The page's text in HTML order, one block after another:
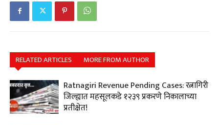
RELATED ARTICLES MORE FROM AUTHOR
Ratnagiri Revenue Pending Cases: रत्नागिरी
जिल्ह्यात महसूलकडे १२३९ प्रकरणे निकालाच्या
प्रतीक्षेत!